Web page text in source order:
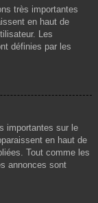
très importantes
en haut de
Les
définies par les
importantes sur le
en haut de
Tout comme les
annonces sont